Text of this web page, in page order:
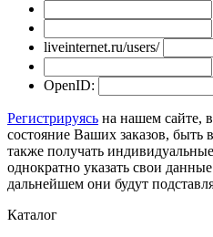
liveinternet.ru/users/
OpenID:
Регистрируясь на нашем сайте,
состояние Ваших заказов, быть
также получать
однократно указать свои
дальнейшем они будут
Каталог